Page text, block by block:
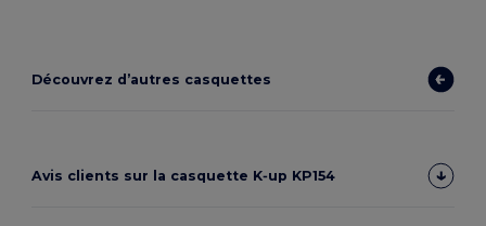
Découvrez d’autres casquettes
Avis clients sur la casquette K‑up KP154